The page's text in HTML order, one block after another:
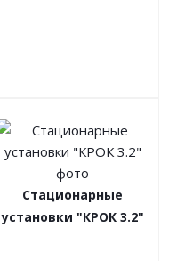
Стационарные
установки "КРОК 3.2"